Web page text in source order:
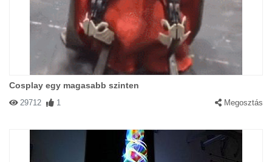
Cosplay egy magasabb szinten
29712 1 Megosztás